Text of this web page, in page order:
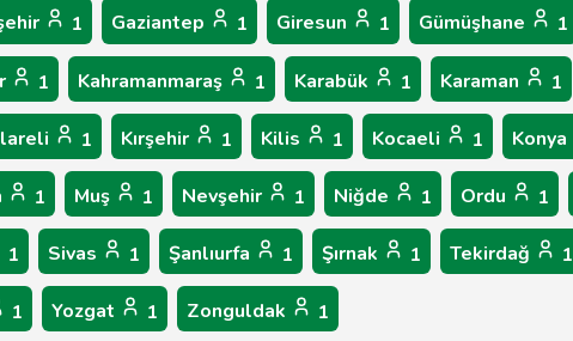
1 Gaziantep 1 Giresun 1 Gümüşhane 1
1 Kahramanmaraş 1 Karabük 1 Karaman 1
1 Kırşehir 1 Kilis 1 Kocaeli 1 Konya
1 Muş 1 Nevşehir 1 Niğde 1 Ordu 1
1 Sivas 1 Şanlıurfa 1 Şırnak 1 Tekirdağ 1
1 Yozgat 1 Zonguldak 1